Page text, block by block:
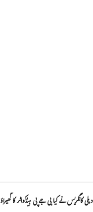
دہلی کانگریس نے کیا بی جے پی ہیڈکواٹر کا گھیراؤ